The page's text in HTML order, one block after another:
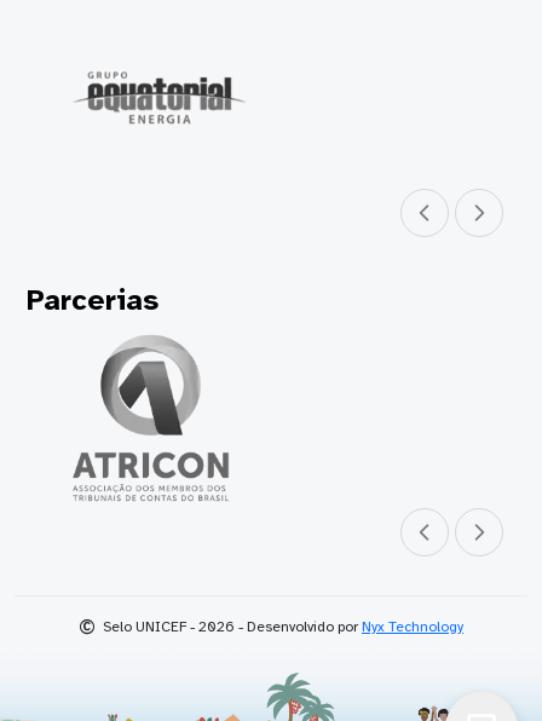
Parceiro anterior
Próximo
Parcerias
Parceiro anterior
Próximo
© Selo UNICEF - 2026 - Desenvolvido por Nyx Technology